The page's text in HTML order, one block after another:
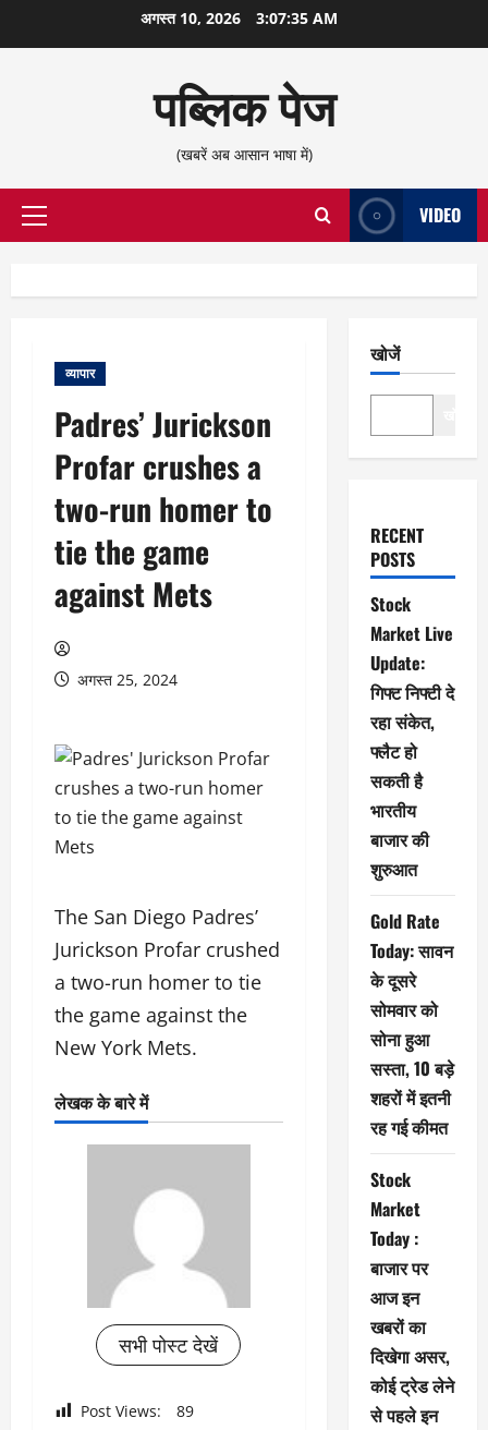
सामग्री
अगस्त 10, 2026 3:07:35 AM
पब्लिक पेज
(खबरें अब आसान भाषा में)
प्राथमिक
VIDEO
व्यापार
Padres’ Jurickson
Profar crushes a
two-run homer to
tie the game
against Mets
अगस्त 25, 2024
The San Diego Padres’
Jurickson Profar crushed
a two-run homer to tie
the game against the
New York Mets.
लेखक के बारे में
सभी पोस्ट देखें
Post Views: 89
खोजें
RECENT
POSTS
Stock
Market Live
Update:
गिफ्ट निफ्टी दे
रहा संकेत,
फ्लैट हो
सकती है
भारतीय
बाजार की
शुरुआत
Gold Rate
Today: सावन
के दूसरे
सोमवार को
सोना हुआ
सस्ता, 10 बड़े
शहरों में इतनी
रह गई कीमत
Stock
Market
Today :
बाजार पर
आज इन
खबरों का
दिखेगा असर,
कोई ट्रेड लेने
से पहले इन